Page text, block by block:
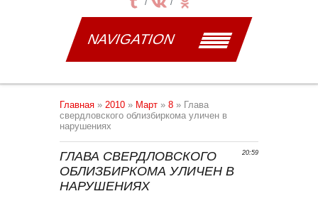
NAVIGATION
Главная » 2010 » Март » 8 » Глава
свердловского облизбиркома уличен в
нарушениях
20:59
ГЛАВА СВЕРДЛОВСКОГО
ОБЛИЗБИРКОМА УЛИЧЕН В
НАРУШЕНИЯХ